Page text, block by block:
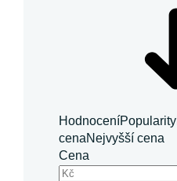
HodnoceníPopularity
cenaNejvyšší cena
Cena